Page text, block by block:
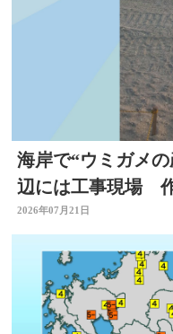
海岸で“ウミガメ
辺には工事現場
を協議 大分
2026年07月21日